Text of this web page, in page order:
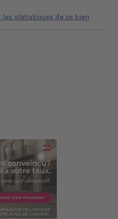
les statistiques de ce bien